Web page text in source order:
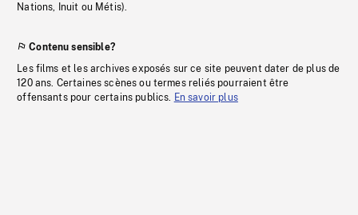
Nations, Inuit ou Métis).
Contenu sensible?
Les films et les archives exposés sur ce site peuvent dater de plus de
120 ans. Certaines scènes ou termes reliés pourraient être
offensants pour certains publics. En savoir plus